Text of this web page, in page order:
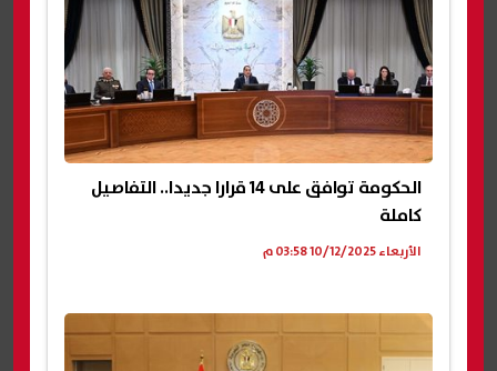
الحكومة توافق على 14 قرارا جديدا.. التفاصيل
كاملة
الأربعاء 10/12/2025 03:58 م